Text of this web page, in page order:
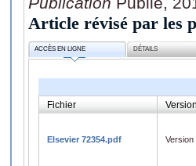
Article révisé par les
ACCÈS EN LIGNE DÉTAILS
Fichier Version
Elsevier 72354.pdf
Version